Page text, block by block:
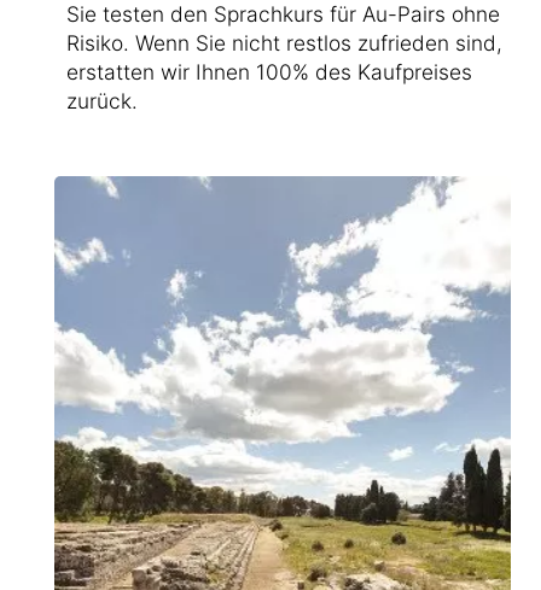
Sie testen den Sprachkurs für Au-Pairs ohne
Risiko. Wenn Sie nicht restlos zufrieden sind,
erstatten wir Ihnen 100% des Kaufpreises
zurück.